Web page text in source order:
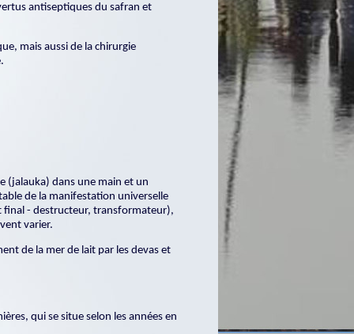
antiseptiques du safran et
mais aussi de la chirurgie
(jalauka) dans une main et un
de la manifestation universelle
final - destructeur, transformateur),
varier.
de la mer de lait par les devas et
qui se situe selon les années en